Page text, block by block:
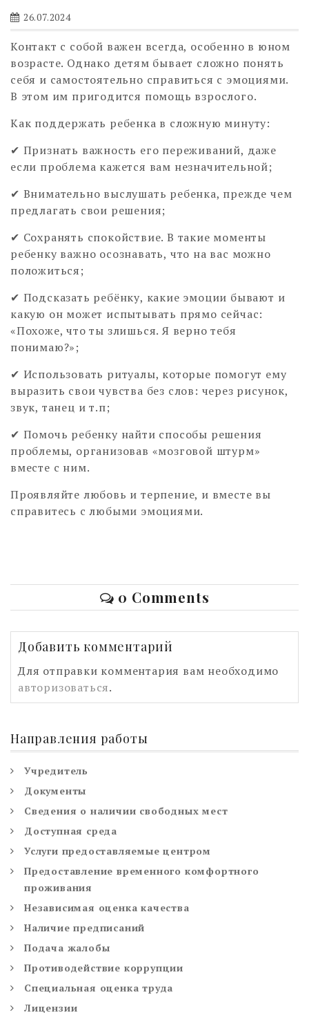
26.07.2024
Контакт с собой важен всегда, особенно в юном
возрасте. Однако детям бывает сложно понять
себя и самостоятельно справиться с эмоциями.
В этом им пригодится помощь взрослого.
Как поддержать ребенка в сложную минуту:
✔ Признать важность его переживаний, даже
если проблема кажется вам незначительной;
✔ Внимательно выслушать ребенка, прежде чем
предлагать свои решения;
✔ Сохранять спокойствие. В такие моменты
ребенку важно осознавать, что на вас можно
положиться;
✔ Подсказать ребёнку, какие эмоции бывают и
какую он может испытывать прямо сейчас:
«Похоже, что ты злишься. Я верно тебя
понимаю?»;
✔ Использовать ритуалы, которые помогут ему
выразить свои чувства без слов: через рисунок,
звук, танец и т.п;
✔ Помочь ребенку найти способы решения
проблемы, организовав «мозговой штурм»
вместе с ним.
Проявляйте любовь и терпение, и вместе вы
справитесь с любыми эмоциями.
0 Comments
Добавить комментарий
Для отправки комментария вам необходимо
авторизоваться.
Направления работы
Учредитель
Документы
Сведения о наличии свободных мест
Доступная среда
Услуги предоставляемые центром
Предоставление временного комфортного
проживания
Независимая оценка качества
Наличие предписаний
Подача жалобы
Противодействие коррупции
Специальная оценка труда
Лицензии